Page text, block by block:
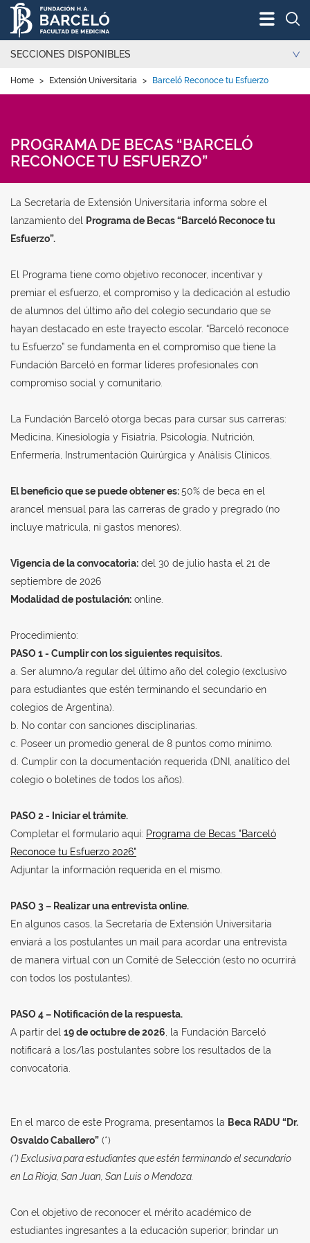
SECCIONES DISPONIBLES
Home > Extensión Universitaria > Barceló Reconoce tu Esfuerzo
PROGRAMA DE BECAS “BARCELÓ
RECONOCE TU ESFUERZO”
La Secretaría de Extensión Universitaria informa sobre el
lanzamiento del Programa de Becas “Barceló Reconoce tu
Esfuerzo”.
El Programa tiene como objetivo reconocer, incentivar y
premiar el esfuerzo, el compromiso y la dedicación al estudio
de alumnos del último año del colegio secundario que se
hayan destacado en este trayecto escolar. “Barceló reconoce
tu Esfuerzo” se fundamenta en el compromiso que tiene la
Fundación Barceló en formar líderes profesionales con
compromiso social y comunitario.
La Fundación Barceló otorga becas para cursar sus carreras:
Medicina, Kinesiología y Fisiatría, Psicología, Nutrición,
Enfermería, Instrumentación Quirúrgica y Análisis Clínicos.
El beneficio que se puede obtener es:50% de beca en el
arancel mensual para las carreras de grado y pregrado (no
incluye matrícula, ni gastos menores).
Vigencia de la convocatoria: del 30 de julio hasta el 21 de
septiembre de 2026
Modalidad de postulación: online.
Procedimiento:
PASO 1 - Cumplir con los siguientes requisitos.
a. Ser alumno/a regular del último año del colegio (exclusivo
para estudiantes que estén terminando el secundario en
colegios de Argentina).
b. No contar con sanciones disciplinarias.
c. Poseer un promedio general de 8 puntos como mínimo.
d. Cumplir con la documentación requerida (DNI, analítico del
colegio o boletines de todos los años).
PASO 2 - Iniciar el trámite.
Completar el formulario aquí: Programa de Becas "Barceló
Reconoce tu Esfuerzo 2026"
Adjuntar la información requerida en el mismo.
PASO 3 – Realizar una entrevista online.
En algunos casos, la Secretaría de Extensión Universitaria
enviará a los postulantes un mail para acordar una entrevista
de manera virtual con un Comité de Selección (esto no ocurrirá
con todos los postulantes).
PASO 4 – Notificación de la respuesta.
A partir del 19 de octubre de 2026 , la Fundación Barceló
notificará a los/las postulantes sobre los resultados de la
convocatoria.
En el marco de este Programa, presentamos la Beca RADU “Dr.
Osvaldo Caballero” (*)
(*) Exclusiva para estudiantes que estén terminando el secundario
en La Rioja, San Juan, San Luis o Mendoza.
Con el objetivo de reconocer el mérito académico de
estudiantes ingresantes a la educación superior; brindar un